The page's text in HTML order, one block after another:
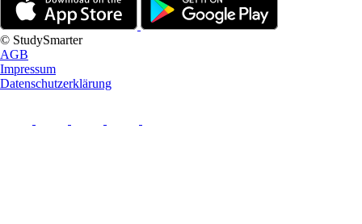
© StudySmarter
AGB
Impressum
Datenschutzerklärung